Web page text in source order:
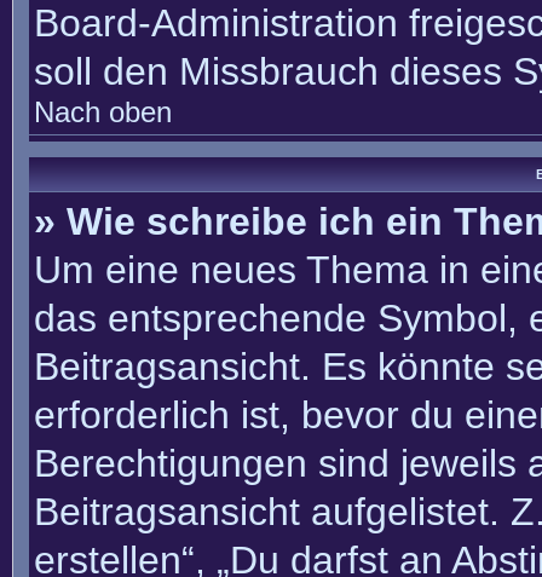
Board-Administration
soll den Missbrauch dieses
Nach oben
» Wie schreibe ich ein
Um eine neues Thema in
das entsprechende Symbol,
Beitragsansicht. Es könnte
erforderlich ist, bevor du
Berechtigungen sind jeweils
Beitragsansicht aufgelistet.
erstellen“, „Du darfst an